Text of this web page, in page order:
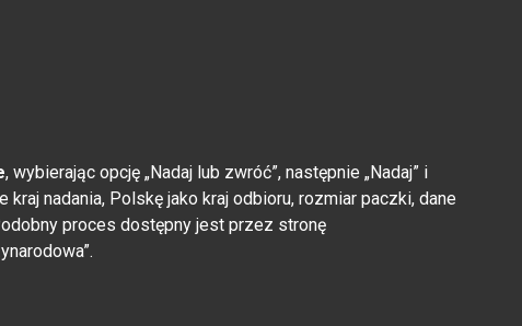
, wybierając opcję „Nadaj lub zwróć”, następnie „Nadaj” i
kraj nadania, Polskę jako kraj odbioru, rozmiar paczki, dane
proces dostępny jest przez stronę